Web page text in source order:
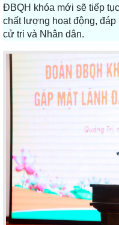
ĐBQH khóa mới sẽ tiếp
chất lượng hoạt động,
cử tri và Nhân dân.